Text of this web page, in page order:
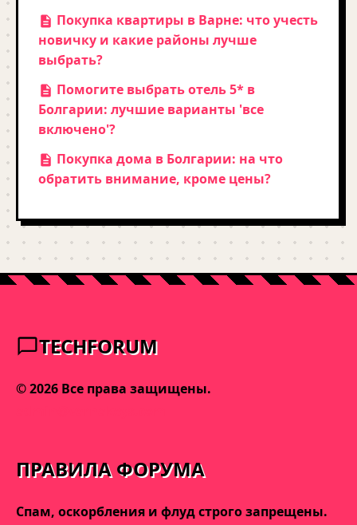
Покупка квартиры в Варне: что учесть
новичку и какие районы лучше
выбрать?
Помогите выбрать отель 5* в
Болгарии: лучшие варианты 'все
включено'?
Покупка дома в Болгарии: на что
обратить внимание, кроме цены?
TECHFORUM
© 2026 Все права защищены.
ПРАВИЛА ФОРУМА
Спам, оскорбления и флуд строго запрещены.